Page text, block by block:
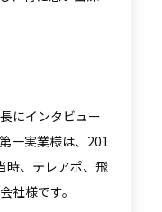
にインタビュー
一実業様は、201
時、テレアポ、飛
社様です。